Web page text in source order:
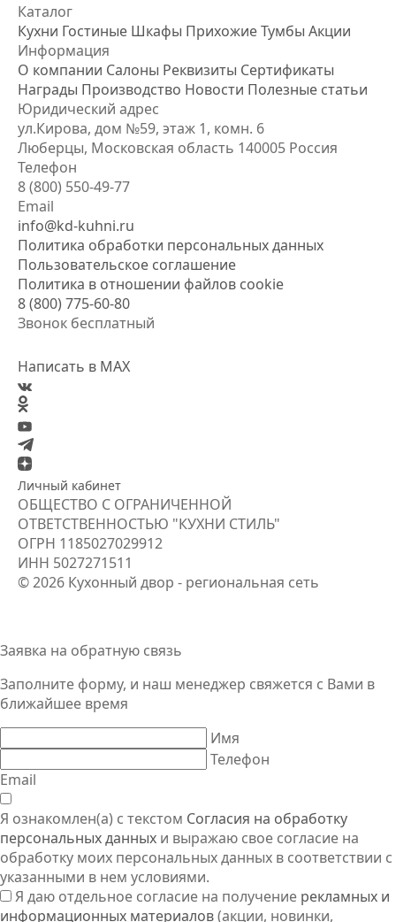
Каталог
Кухни Гостиные Шкафы ПрихожиеТумбы Акции
Информация
О компании Салоны Реквизиты Сертификаты
Награды Производство Новости Полезные статьи
Юридический адрес
ул.Кирова, дом №59, этаж 1, комн. 6
Люберцы, Московская область 140005 Россия
Телефон
8 (800) 550-49-77
Email
info@kd-kuhni.ru
Политика обработки персональных данных
Пользовательское соглашение
Политика в отношении файлов cookie
8 (800) 775-60-80
Звонок бесплатный
Написать в MAX
Личный кабинет
ОБЩЕСТВО С ОГРАНИЧЕННОЙ
ОТВЕТСТВЕННОСТЬЮ "КУХНИ СТИЛЬ"
ОГРН 1185027029912
ИНН 5027271511
© 2026 Кухонный двор - региональная сеть
Заявка на обратную связь
Заполните форму, и наш менеджер свяжется с Вами в
ближайшее время
Имя
Телефон
Email
Я ознакомлен(а) с текстом Согласия на обработку
персональных данных и выражаю свое согласие на
обработку моих персональных данных в соответствии с
указанными в нем условиями.
Я даю отдельное согласие на получение рекламных и
информационных материалов(акции, новинки,